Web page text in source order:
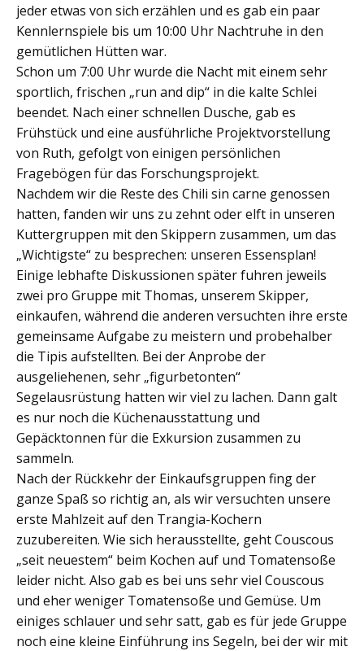
jeder etwas von sich erzählen und es gab ein paar
Kennlernspiele bis um 10:00 Uhr Nachtruhe in den
gemütlichen Hütten war.
Schon um 7:00 Uhr wurde die Nacht mit einem sehr
sportlich, frischen „run and dip“ in die kalte Schlei
beendet. Nach einer schnellen Dusche, gab es
Frühstück und eine ausführliche Projektvorstellung
von Ruth, gefolgt von einigen persönlichen
Fragebögen für das Forschungsprojekt.
Nachdem wir die Reste des Chili sin carne genossen
hatten, fanden wir uns zu zehnt oder elft in unseren
Kuttergruppen mit den Skippern zusammen, um das
„Wichtigste“ zu besprechen: unseren Essensplan!
Einige lebhafte Diskussionen später fuhren jeweils
zwei pro Gruppe mit Thomas, unserem Skipper,
einkaufen, während die anderen versuchten ihre erste
gemeinsame Aufgabe zu meistern und probehalber
die Tipis aufstellten. Bei der Anprobe der
ausgeliehenen, sehr „figurbetonten“
Segelausrüstung hatten wir viel zu lachen. Dann galt
es nur noch die Küchenausstattung und
Gepäcktonnen für die Exkursion zusammen zu
sammeln.
Nach der Rückkehr der Einkaufsgruppen fing der
ganze Spaß so richtig an, als wir versuchten unsere
erste Mahlzeit auf den Trangia-Kochern
zuzubereiten. Wie sich herausstellte, geht Couscous
„seit neuestem“ beim Kochen auf und Tomatensoße
leider nicht. Also gab es bei uns sehr viel Couscous
und eher weniger Tomatensoße und Gemüse. Um
einiges schlauer und sehr satt, gab es für jede Gruppe
noch eine kleine Einführung ins Segeln, bei der wir mit